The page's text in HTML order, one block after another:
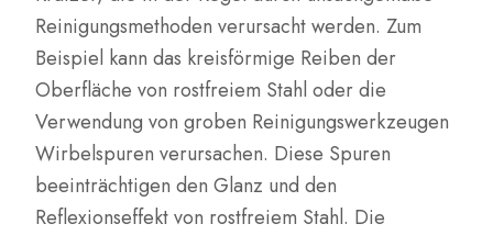
Reinigungsmethoden verursacht werden. Zum
Beispiel kann das kreisförmige Reiben der
Oberfläche von rostfreiem Stahl oder die
Verwendung von groben Reinigungswerkzeugen
Wirbelspuren verursachen. Diese Spuren
beeinträchtigen den Glanz und den
Reflexionseffekt von rostfreiem Stahl. Die